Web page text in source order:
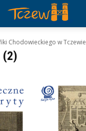
Chodowieckiego w Tczewie
(2)